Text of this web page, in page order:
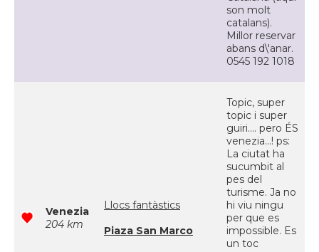
son molt
catalans).
Millor reservar
abans d\'anar.
0545 192 1018
Venezia
204 km
Llocs fantàstics
Piaza San Marco
Topic, super
topic i super
guiri.... pero ÉS
venezia...! ps:
La ciutat ha
sucumbit al
pes del
turisme. Ja no
hi viu ningu
per que es
impossible. Es
un toc